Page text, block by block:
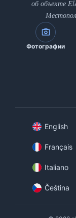
об объекте
Фотографии
English
Français
Italiano
Čeština